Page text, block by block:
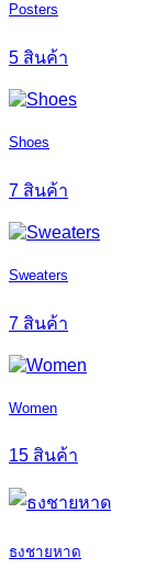
Posters
5 สินค้า
Shoes
7 สินค้า
Sweaters
7 สินค้า
Women
15 สินค้า
ธงชายหาด